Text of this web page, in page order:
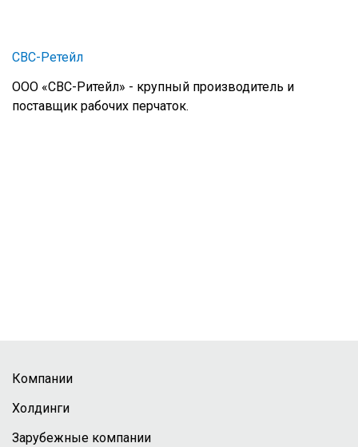
СВС-Ретейл
ООО «СВС-Ритейл» - крупный производитель и
поставщик рабочих перчаток.
Компании
Холдинги
Зарубежные компании